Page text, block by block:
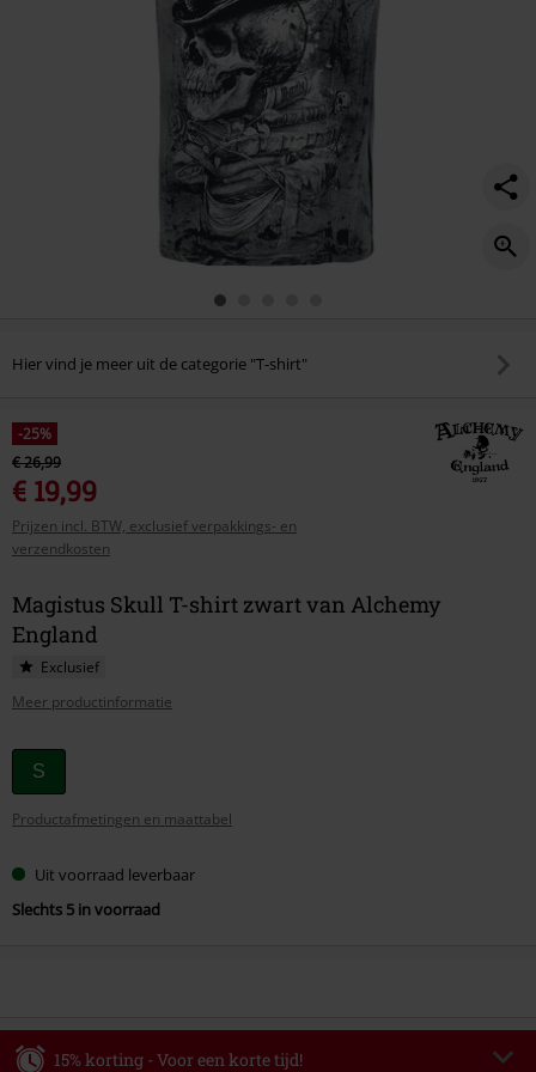
Hier vind je meer uit de categorie "T-shirt"
-25%
€ 26,99
€ 19,99
Prijzen incl. BTW, exclusief verpakkings- en
verzendkosten
Magistus Skull T-shirt zwart van Alchemy
England
Exclusief
Meer productinformatie
Kies
je
maat
S
Productafmetingen en maattabel
Uit voorraad leverbaar
Slechts 5 in voorraad
15% korting - Voor een korte tijd!